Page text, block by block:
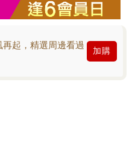
起，精選周邊看過
加購